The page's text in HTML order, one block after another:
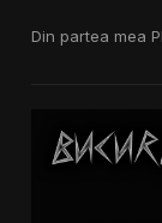
Din partea mea